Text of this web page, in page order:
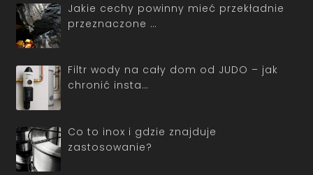
Jakie cechy powinny mieć przekładnie
przeznaczone …
Filtr wody na cały dom od JUDO – jak
chronić insta…
Co to inox i gdzie znajduje
zastosowanie?